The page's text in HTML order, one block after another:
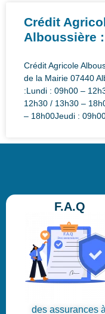
Crédit
Alboussière
Crédit Agricole
de la Mairie 07440
:Lundi : 09h00 –
12h30 / 13h30 –
– 18h00Jeudi :
F.A.Q
des assurances à